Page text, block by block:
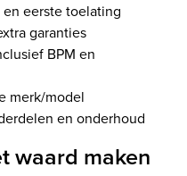
eerste toelating
garanties
BPM en
merk/model
en onderhoud
waard maken